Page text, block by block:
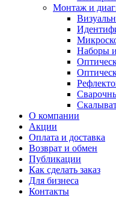
Монтаж и
Наборы
О компании
Акции
Оплата и доставка
Возврат и обмен
Публикации
Как сделать заказ
Для бизнеса
Контакты